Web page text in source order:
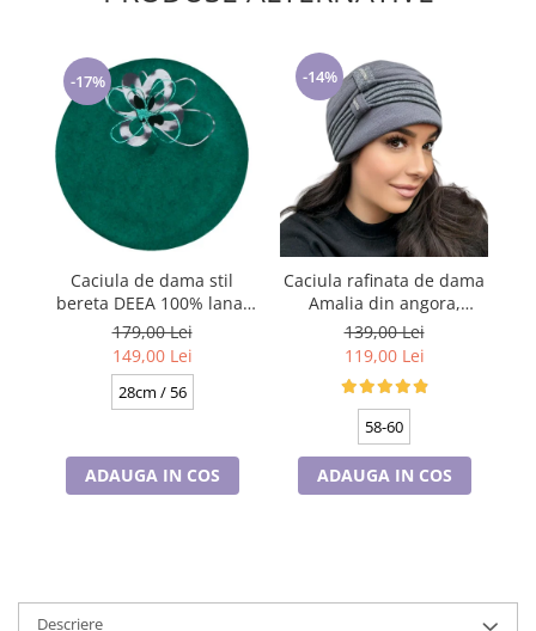
-17%
Caciula de dama stil
bereta DEEA 100% lana,
marime universala
BA25.01. 630 verde made
Polonia
179,00 Lei
149,00 Lei
28cm / 56
ADAUGA IN COS
-14%
Caciula rafinata de dama
Amalia din angora,
marime universala,
captuseala din polar,
culoare gri
139,00 Lei
119,00 Lei
58-60
ADAUGA IN COS
Descriere